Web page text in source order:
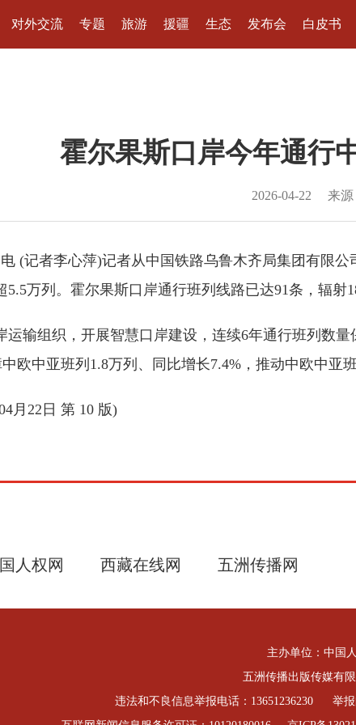
对外交流 专题 旅游 援疆 生态 发布会 白皮书
霍尔果斯口岸今年通行
2026-04-22 来源
(记者李心萍)记者从中国铁路乌鲁木齐局集团有限
万列。霍尔果斯口岸通行班列线路已达91条，辐射
组织，开展智慧口岸建设，连续6年通行班列数量
欧中亚班列1.8万列、同比增长7.4%，推动中欧中亚
22日 第 10 版)
人权网 西藏在线网 五洲传播网
主办单位：中国
五洲传播出版传媒有
违法和不良信息举报电话：13651236230
举报